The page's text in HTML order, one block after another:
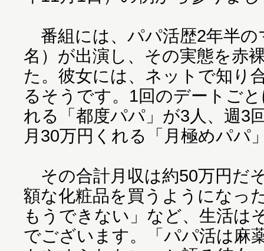
番組には、パパ活歴2年半の
名）が出演し、その実態を赤
た。彼女には、ネットで知り
るそうです。1回のデートご
れる「都度パパ」が3人、週3
月30万円くれる「月極めパパ
その合計月収は約50万円だ
額な化粧品を買うようになっ
もうできない」など、生活は
でございます。「パパ活は麻